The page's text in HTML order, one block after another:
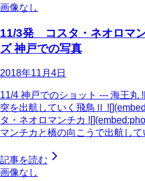
画像なし
11/3発 コスタ・ネオロマ
ズ 神戸での写真
2018年11月4日
11/4 神戸でのショット --- 海王丸
突を出航していく飛鳥Ⅱ
タ・ネオロマンチカ
マンチカと橋の向こうで出航し
記事を読む
画像なし